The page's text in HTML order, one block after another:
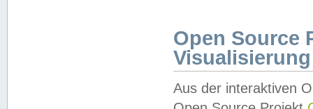
Open Source
Visualisierung
Aus der interaktiven